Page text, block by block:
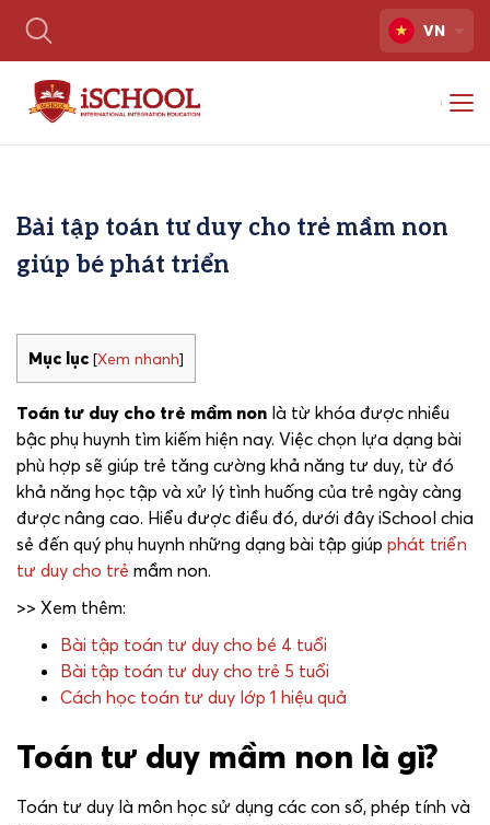
VN
Bài tập toán tư duy cho trẻ mầm non
giúp bé phát triển
Mục lục [Xem nhanh]
Toán tư duy cho trẻ mầm non là từ khóa được nhiều
bậc phụ huynh tìm kiếm hiện nay. Việc chọn lựa dạng bài
phù hợp sẽ giúp trẻ tăng cường khả năng tư duy, từ đó
khả năng học tập và xử lý tình huống của trẻ ngày càng
được nâng cao. Hiểu được điều đó, dưới đây iSchool chia
sẻ đến quý phụ huynh những dạng bài tập giúp phát triển
tư duy cho trẻ mầm non.
>> Xem thêm:
Bài tập toán tư duy cho bé 4 tuổi
Bài tập toán tư duy cho trẻ 5 tuổi
Cách học toán tư duy lớp 1 hiệu quả
Toán tư duy mầm non là gì?
Toán tư duy là môn học sử dụng các con số, phép tính và